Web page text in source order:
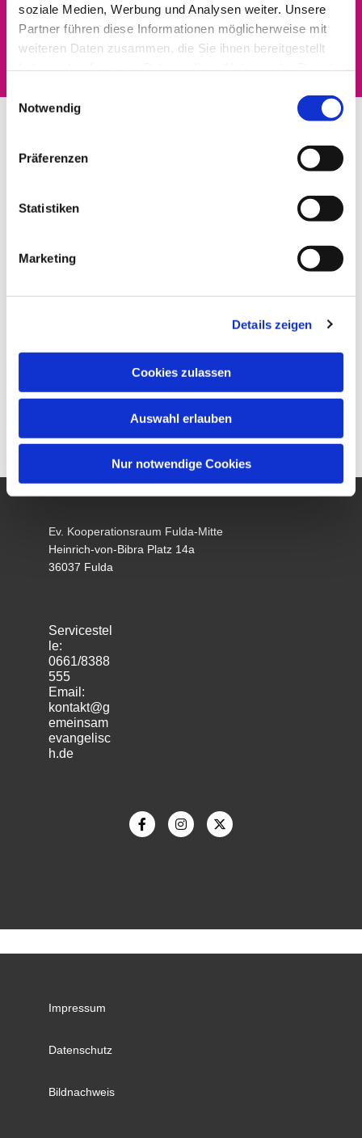
soziale Medien, Werbung und Analysen weiter. Unsere
Partner führen diese Informationen möglicherweise mit
weiteren Daten zusammen, die Sie ihnen bereitgestellt
Notwendig
Präferenzen
Statistiken
Marketing
Details zeigen
Cookies zulassen
Auswahl erlauben
Nur notwendige Cookies
Dies könnte Sie auch
interessieren
Ev. Kooperationsraum Fulda-Mitte
Heinrich-von-Bibra Platz 14a
36037 Fulda
Servicestel
le:
0661/8388
555
Email:
kontakt@g
emeinsam
evangelisc
h.de
Impressum
Datenschutz
Bildnachweis